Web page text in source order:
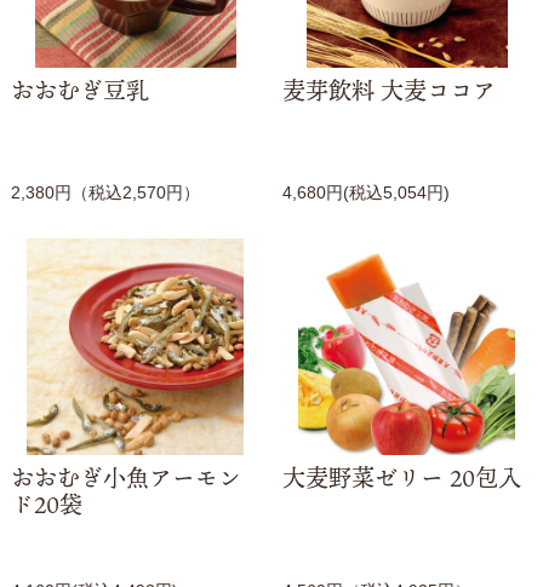
おおむぎ豆乳
2,380円（税込2,570円）
麦芽飲料 大麦ココア
4,680円(税込5,054円)
おおむぎ小魚アーモン
ド20袋
大麦野菜ゼリー 20包入